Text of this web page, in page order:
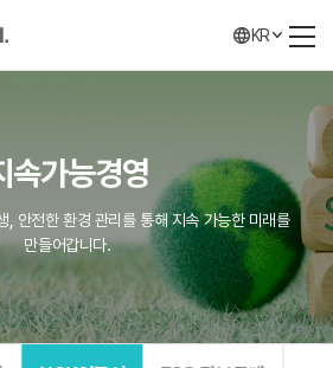
KR
속가능경영
, 안전한 환경 관리를 통해 지속 가능한 미래를
만들어갑니다.